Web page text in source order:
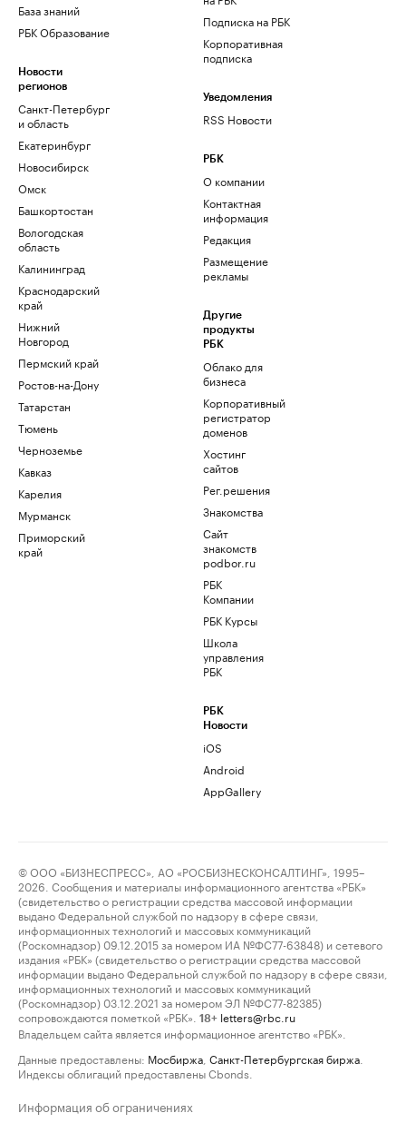
База знаний
РБК Образование
Новости
регионов
Санкт-Петербург
и область
Екатеринбург
Новосибирск
Омск
Башкортостан
Вологодская
область
Калининград
Краснодарский
край
Нижний
Новгород
Пермский край
Ростов-на-Дону
Татарстан
Тюмень
Черноземье
Кавказ
Карелия
Мурманск
Приморский
край
Подписка на РБК
Корпоративная
подписка
Уведомления
RSS Новости
РБК
О компании
Контактная
информация
Редакция
Размещение
рекламы
Другие
продукты
РБК
Облако для
бизнеса
Корпоративный
регистратор
доменов
Хостинг
сайтов
Рег.решения
Знакомства
Сайт
знакомств
podbor.ru
РБК
Компании
РБК Курсы
Школа
управления
РБК
РБК
Новости
iOS
Android
AppGallery
© ООО «БИЗНЕСПРЕСС», АО «РОСБИЗНЕСКОНСАЛТИНГ», 1995–
2026. Сообщения и материалы информационного агентства «РБК»
(свидетельство о регистрации средства массовой информации
выдано Федеральной службой по надзору в сфере связи,
информационных технологий и массовых коммуникаций
(Роскомнадзор) 09.12.2015 за номером ИА №ФС77-63848) и сетевого
издания «РБК» (свидетельство о регистрации средства массовой
информации выдано Федеральной службой по надзору в сфере связи,
информационных технологий и массовых коммуникаций
(Роскомнадзор) 03.12.2021 за номером ЭЛ №ФС77-82385)
сопровождаются пометкой «РБК».
18+ letters@rbc.ru
Владельцем сайта является информационное агентство «РБК».
Данные предоставлены: Мосбиржа Санкт-Петербургская биржа
Индексы облигаций предоставлены Cbonds.
Информация об ограничениях